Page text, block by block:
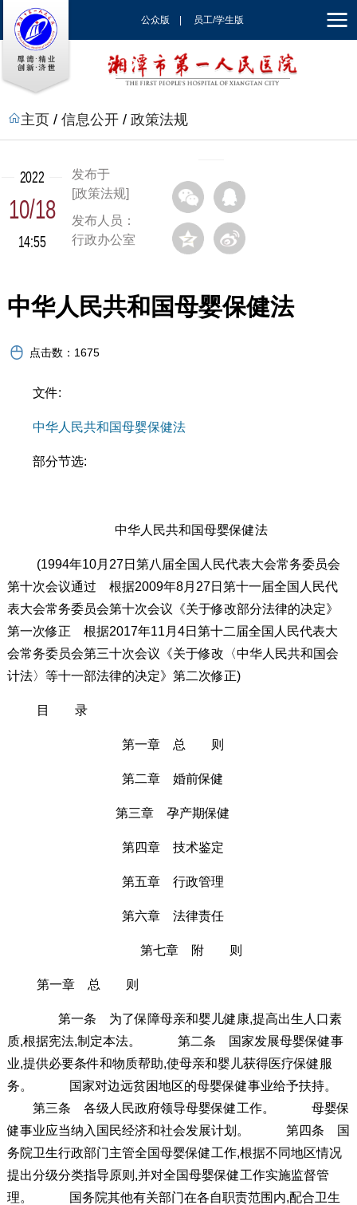
公众版 员工/学生版
| EN
主页 / 信息公开 / 政策法规
2022
10/18
14:55
发布于
[政策法规]
发布人员：
行政办公室
中华人民共和国母婴保健法
点击数： 1675
文件:
中华人民共和国母婴保健法
部分节选:
中华人民共和国母婴保健法
(1994年10月27日第八届全国人民代表大会常务委员会
第十次会议通过 根据2009年8月27日第十一届全国人民代
表大会常务委员会第十次会议《关于修改部分法律的决定》
第一次修正 根据2017年11月4日第十二届全国人民代表大
会常务委员会第三十次会议《关于修改〈中华人民共和国会
计法〉等十一部法律的决定》第二次修正)
目 录
第一章 总 则
第二章 婚前保健
第三章 孕产期保健
第四章 技术鉴定
第五章 行政管理
第六章 法律责任
第七章 附 则
第一章 总 则
第一条 为了保障母亲和婴儿健康,提高出生人口素
质,根据宪法,制定本法。 第二条 国家发展母婴保健事
业,提供必要条件和物质帮助,使母亲和婴儿获得医疗保健服
务。 国家对边远贫困地区的母婴保健事业给予扶持。
第三条 各级人民政府领导母婴保健工作。 母婴保
健事业应当纳入国民经济和社会发展计划。 第四条 国
务院卫生行政部门主管全国母婴保健工作,根据不同地区情况
提出分级分类指导原则,并对全国母婴保健工作实施监督管
理。 国务院其他有关部门在各自职责范围内,配合卫生